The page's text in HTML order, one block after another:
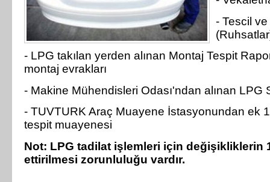
- Tescil
- LPG takılan yerden alınan Montaj Tespit
montaj evrakları
- Makine Mühendisleri Odası'ndan alınan LPG
- TUVTURK Araç Muayene İstasyonundan ek
tespit muayenesi
Not: LPG tadilat işlemleri için değişikliklerin
ettirilmesi zorunluluğu vardır.